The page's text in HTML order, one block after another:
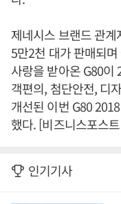
제네시스 브랜드 관
5만2천 대가 판매되
사랑을 받아온 G80이
객편의, 첨단안전, 디
개선된 이번 G80
했다. [비즈니스포스
인기기사